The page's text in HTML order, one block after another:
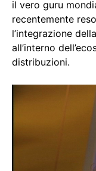
il vero guru
recentemente
l’integrazione
all’interno
distribuzioni.